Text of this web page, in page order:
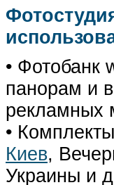
• Фотобанк
панорам и
рекламных
•
Киев,
Украины и